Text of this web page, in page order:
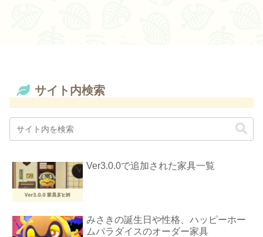
サイト内検索
Ver3.0.0で追加された家具一覧
みさきの誕生日や性格、ハッピーホー
ムパラダイスのオーダー家具